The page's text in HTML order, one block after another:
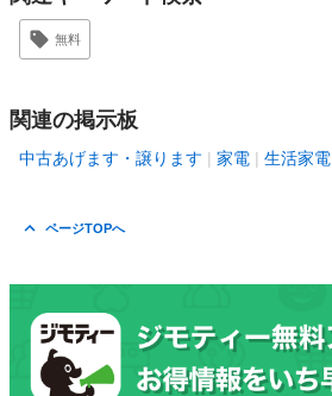
無料
関連の掲示板
中古あげます・譲ります 家電 生活家電
ページTOPへ